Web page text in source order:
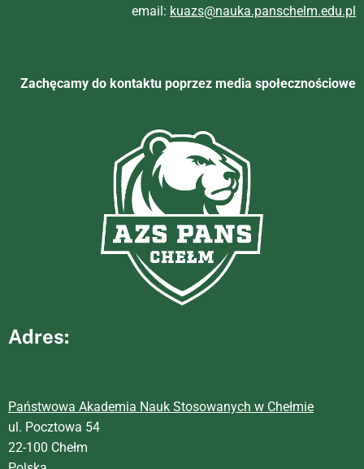
email: kuazs@nauka.panschelm.edu.pl
Zachęcamy do kontaktu poprzez media społecznościowe
Adres:
Państwowa Akademia Nauk Stosowanych w Chełmie
ul. Pocztowa 54
22-100 Chełm